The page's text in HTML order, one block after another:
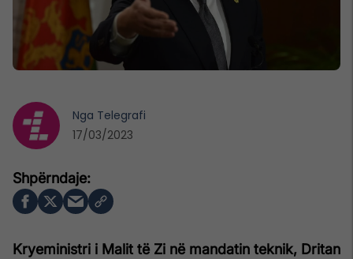
Kryeministri i Malit të Zi në mandatin teknik, Dritan
Nga Telegrafi
17/03/2023